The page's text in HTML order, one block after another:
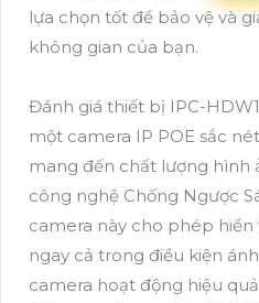
lựa chọn tốt để bảo vệ và
không gian của bạn.
Đánh giá thiết bị IPC-
một camera IP POE sắc
mang đến chất lượng hình
công nghệ Chống Ngược
camera này cho phép
ngay cả trong điều kiện
camera hoạt động hiệu